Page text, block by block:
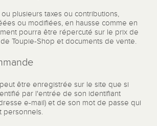
plusieurs taxes ou contributions,
ou modifiées, en hausse comme en
pourra être répercuté sur le prix de
Toupie-Shop et documents de vente.
être enregistrée sur le site que si
par l'entrée de son identifiant
e-mail) et de son mot de passe qui
personnels.